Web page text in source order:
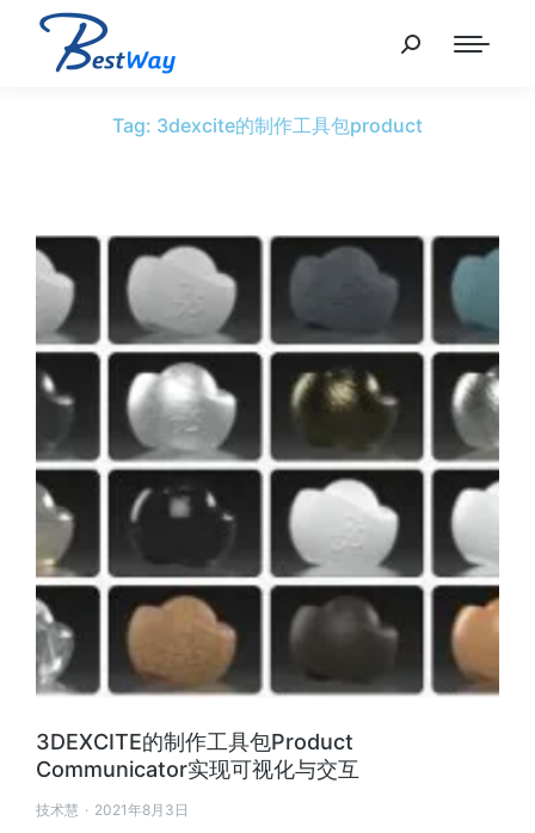
Tag: 3dexcite的制作工具包product
3DEXCITE的制作工具包Product
Communicator实现可视化与交互
技术慧 2021年8月3日